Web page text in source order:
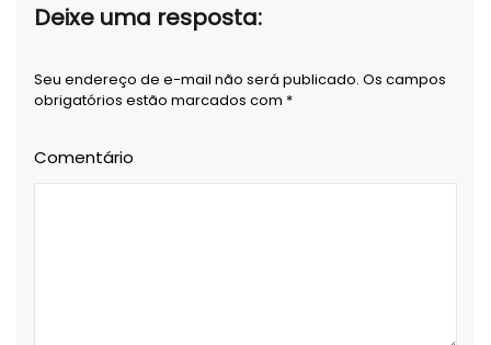
Deixe uma resposta:
Seu endereço de e-mail não será publicado. Os campos
obrigatórios estão marcados com *
Comentário